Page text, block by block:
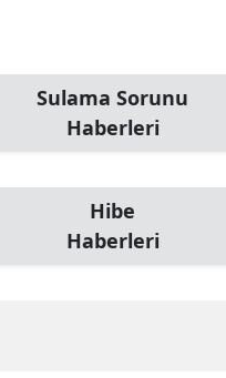
Sulama Sorunu
Haberleri
Hibe
Haberleri